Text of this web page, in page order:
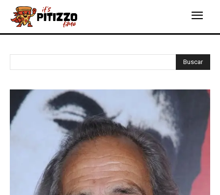
Buscar